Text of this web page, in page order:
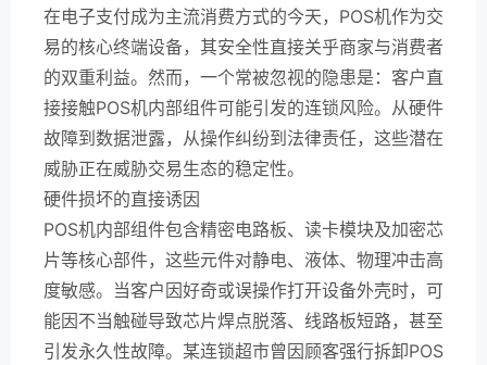
在电子支付成为主流消费方式的今天，POS机作为交
易的核心终端设备，其安全性直接关乎商家与消费者
的双重利益。然而，一个常被忽视的隐患是：客户直
接接触POS机内部组件可能引发的连锁风险。从硬件
故障到数据泄露，从操作纠纷到法律责任，这些潜在
威胁正在威胁交易生态的稳定性。
硬件损坏的直接诱因
POS机内部组件包含精密电路板、读卡模块及加密芯
片等核心部件，这些元件对静电、液体、物理冲击高
度敏感。当客户因好奇或误操作打开设备外壳时，可
能因不当触碰导致芯片焊点脱落、线路板短路，甚至
引发永久性故障。某连锁超市曾因顾客强行拆卸POS